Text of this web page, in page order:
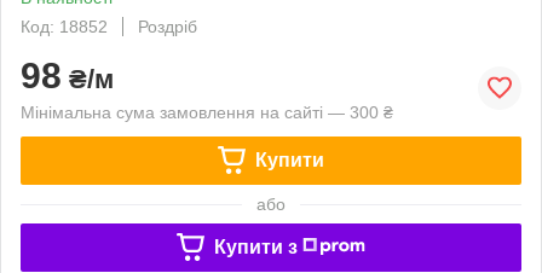
Код: 18852
Роздріб
98 ₴/м
Мінімальна сума замовлення на сайті — 300 ₴
Купити
або
Купити з